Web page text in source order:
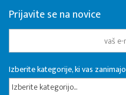
Prijavite se na novice
Izberite kategorije, ki vas zanimajo
Izberite kategorijo...